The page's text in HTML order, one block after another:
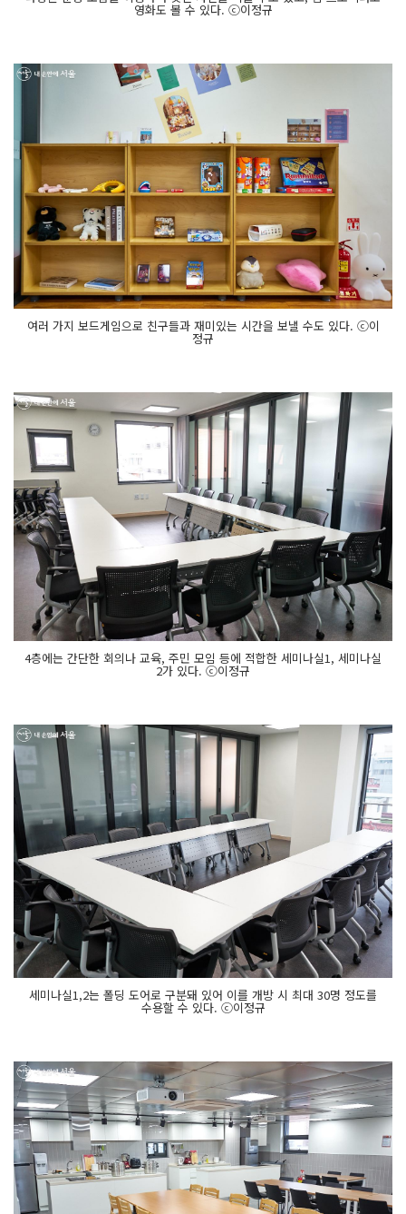
영화도 볼 수 있다. ⓒ이정규
여러 가지 보드게임으로 친구들과 재미있는 시간을 보낼 수도 있다. ⓒ이
정규
4층에는 간단한 회의나 교육, 주민 모임 등에 적합한 세미나실1, 세미나실
2가 있다. ⓒ이정규
세미나실1,2는 폴딩 도어로 구분돼 있어 이를 개방 시 최대 30명 정도를
수용할 수 있다. ⓒ이정규